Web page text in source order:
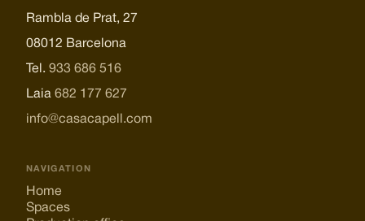
Rambla de Prat, 27
08012 Barcelona
Tel. 933 686 516
Laia 682 177 627
info@casacapell.com
NAVIGATION
Home
Spaces